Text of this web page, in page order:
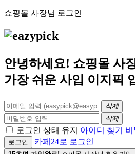
쇼핑몰 사장님 로그인
안녕하세요! 쇼핑몰 사
가장 쉬운 사입 이지픽
삭제
삭제
로그인 상태 유지 아이디 찾기 비
로그인 카페24로 로그인